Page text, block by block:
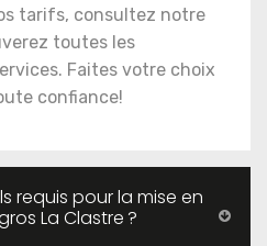
tarifs, consultez notre
toutes les
Faites votre choix
confiance!
requis pour la mise en
La Clastre ?